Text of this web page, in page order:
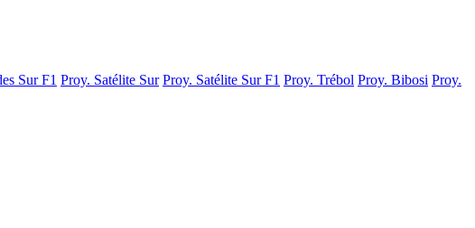
Sur F1 Proy. Satélite Sur Proy. Satélite Sur F1 Proy. Trébol Proy. Bibosi Proy.